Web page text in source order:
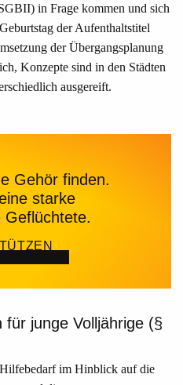
in Frage kommen und sich
der Aufenthaltstitel
der Übergangsplanung
Konzepte sind in den Städten
ausgereift.
Gehör finden.
starke
Geflüchtete.
junge Volljährige (§
im Hinblick auf die